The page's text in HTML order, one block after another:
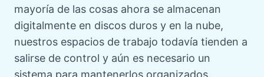
mayoría de las cosas ahora se almacenan
digitalmente en discos duros y en la nube,
nuestros espacios de trabajo todavía tienden a
salirse de control y aún es necesario un
sistema para mantenerlos organizados.